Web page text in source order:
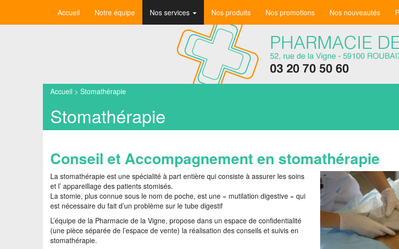
Accueil Notre équipe Nos services Nos produits Nos promotions Nos nouveautés
Accueil > Stomathérapie
Stomathérapie
Conseil et Accompagnement en stomathérapie
La stomathérapie est une spécialité à part entière qui consiste à assurer les soins
et l’ appareillage des patients stomisés.
La stomie, plus connue sous le nom de poche, est une « mutilation digestive » qui
est nécessaire du fait d’un problème sur le tube digestif
L’équipe de la Pharmacie de la Vigne, propose dans un espace de confidentialité
(une pièce séparée de l’espace de vente) la réalisation des conseils et suivis en
stomathérapie.